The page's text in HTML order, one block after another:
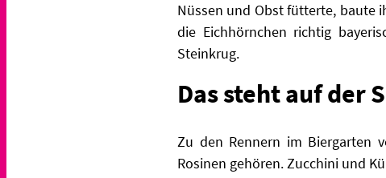
Nüssen und Obst fütterte, baute
die Eichhörnchen richtig
Steinkrug.
Das steht auf der
Zu den Rennern im Biergarten
Rosinen gehören. Zucchini und